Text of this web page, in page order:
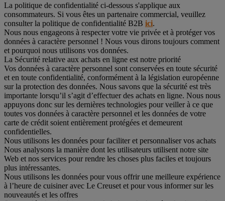
La politique de confidentialité ci-dessous s'applique aux
consommateurs. Si vous êtes un partenaire commercial, veuillez
consulter la politique de confidentialité B2B ici.
Nous nous engageons à respecter votre vie privée et à protéger vos
données à caractère personnel ! Nous vous dirons toujours comment
et pourquoi nous utilisons vos données.
La Sécurité relative aux achats en ligne est notre priorité
Vos données à caractère personnel sont conservées en toute sécurité
et en toute confidentialité, conformément à la législation européenne
sur la protection des données. Nous savons que la sécurité est très
importante lorsqu’il s’agit d’effectuer des achats en ligne. Nous nous
appuyons donc sur les dernières technologies pour veiller à ce que
toutes vos données à caractère personnel et les données de votre
carte de crédit soient entièrement protégées et demeurent
confidentielles.
Nous utilisons les données pour faciliter et personnaliser vos achats
Nous analysons la manière dont les utilisateurs utilisent notre site
Web et nos services pour rendre les choses plus faciles et toujours
plus intéressantes.
Nous utilisons les données pour vous offrir une meilleure expérience
à l’heure de cuisiner avec Le Creuset et pour vous informer sur les
nouveautés et les offres